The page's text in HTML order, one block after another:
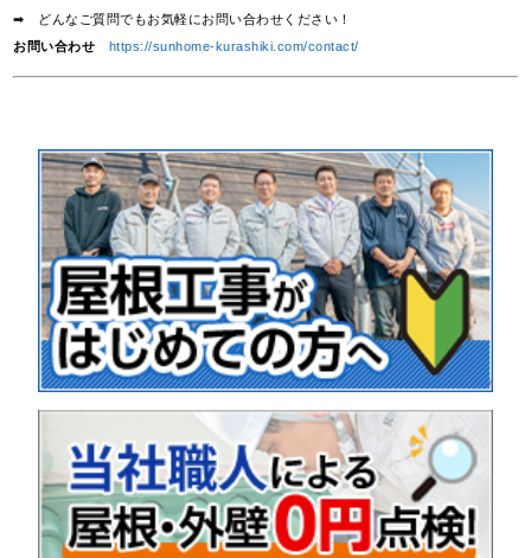
➡ どんなご質問でもお気軽にお問い合わせください！
お問い合わせ
https://sunhome-kurashiki.com/contact/